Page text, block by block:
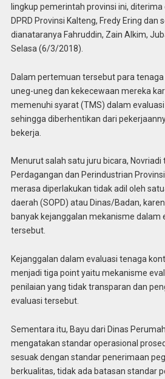
lingkup pemerintah provinsi ini, diterima
DPRD Provinsi Kalteng, Fredy Ering
dianataranya Fahruddin, Zain Alkim,
Selasa (6/3/2018).
Dalam pertemuan tersebut para
uneg-uneg dan kekecewaan mereka
memenuhi syarat (TMS) dalam
sehingga diberhentikan dari
bekerja.
Menurut salah satu juru bicara,
Perdagangan dan Perindustrian
merasa diperlakukan tidak adil oleh
daerah (SOPD) atau Dinas/Badan,
banyak kejanggalan mekanisme dalam
tersebut.
Kejanggalan dalam evaluasi tenaga
menjadi tiga point yaitu mekanisme
penilaian yang tidak transparan dan
evaluasi tersebut.
Sementara itu, Bayu dari Dinas
mengatakan standar operasional
sesuak dengan standar penerimaan
berkualitas, tidak ada batasan standar